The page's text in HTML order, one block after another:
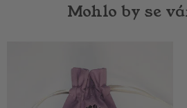
Mohlo by se